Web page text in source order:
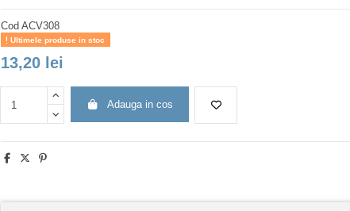
Cod ACV308
Ultimele produse in stoc
13,20 lei
Adauga in cos